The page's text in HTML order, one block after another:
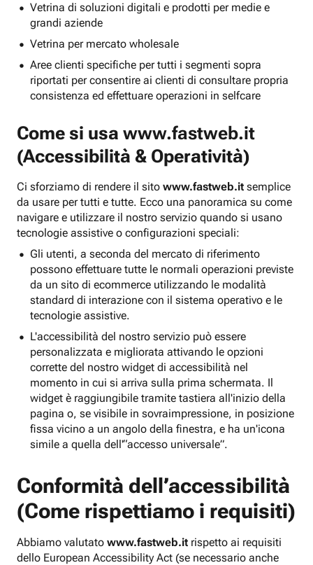
Vetrina di soluzioni digitali e prodotti per medie e
grandi aziende
Vetrina per mercato wholesale
Aree clienti specifiche per tutti i segmenti sopra
riportati per consentire ai clienti di consultare propria
consistenza ed effettuare operazioni in selfcare
Come si usa www.fastweb.it
(Accessibilità & Operatività)
Ci sforziamo di rendere il sito www.fastweb.it semplice
da usare per tutti e tutte. Ecco una panoramica su come
navigare e utilizzare il nostro servizio quando si usano
tecnologie assistive o configurazioni speciali:
Gli utenti, a seconda del mercato di riferimento
possono effettuare tutte le normali operazioni previste
da un sito di ecommerce utilizzando le modalità
standard di interazione con il sistema operativo e le
tecnologie assistive.
L'accessibilità del nostro servizio può essere
personalizzata e migliorata attivando le opzioni
corrette del nostro widget di accessibilità nel
momento in cui si arriva sulla prima schermata. Il
widget è raggiungibile tramite tastiera all'inizio della
pagina o, se visibile in sovraimpressione, in posizione
fissa vicino a un angolo della finestra, e ha un'icona
simile a quella dell'“accesso universale”.
Conformità dell’accessibilità
(Come rispettiamo i requisiti)
Abbiamo valutato www.fastweb.it rispetto ai requisiti
dello European Accessibility Act (se necessario anche